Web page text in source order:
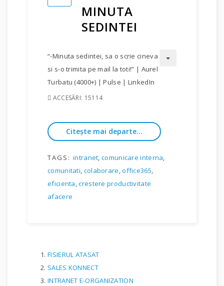
MINUTA
SEDINTEI
“-Minuta sedintei, sa o scrie cineva
si s-o trimita pe mail la toti!” | Aurel
Turbatu (4000+) | Pulse | LinkedIn
ACCESĂRI: 15114
Citește mai departe...
TAGS: intranet,comunicare interna,
comunitati, colaborare,office365,
eficienta,crestere productivitate
afacere
FISIERUL ATASAT
SALES KONNECT
INTRANET E-ORGANIZATION